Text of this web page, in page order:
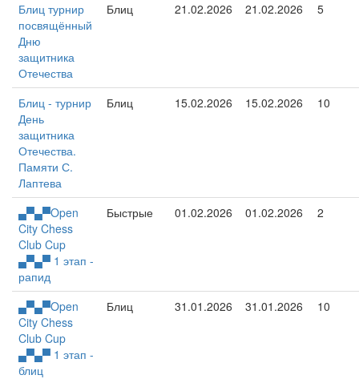
Блиц турнир
посвящённый
Дню
защитника
Отечества
Блиц 21.02.2026 21.02.2026 5
Блиц - турнир
День
защитника
Отечества.
Памяти С.
Лаптева
Блиц 15.02.2026 15.02.2026 10
▄▀▄▀Open
City Chess
Club Cup
▄▀▄▀ 1 этап -
рапид
Быстрые 01.02.2026 01.02.2026 2
▄▀▄▀Open
City Chess
Club Cup
▄▀▄▀ 1 этап -
блиц
Блиц 31.01.2026 31.01.2026 10